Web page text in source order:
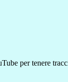
per tenere